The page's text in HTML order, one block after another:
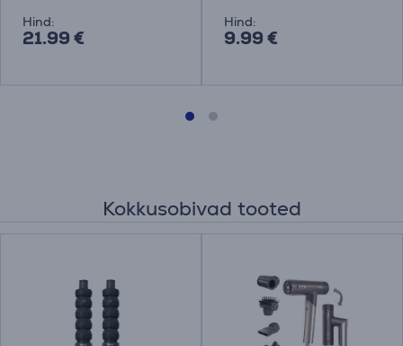
Hind:
21.99 €
Hind:
9.99 €
Kokkusobivad tooted